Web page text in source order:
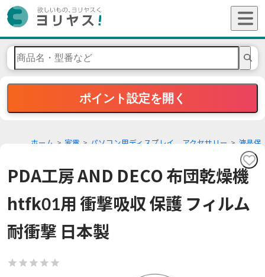
ポイント設定を開く
ホーム 家電 パソコン用ディスプレイ、アクセサリー
液晶保
PDA工房 AND DECO 布団乾燥機
htfk01用 衝撃吸収 保護 フィルム
耐衝撃 日本製